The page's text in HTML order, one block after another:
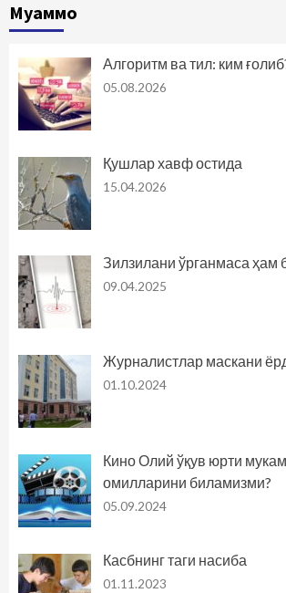
Муаммо
Алгоритм ва тил: ким
05.08.2026
Қушлар хавф остида
15.04.2026
Зилзилани ўрганмаса ҳам
09.04.2025
Журналистлар маскани
01.10.2024
Кино Олий ўқув юрти
омилларини биламизми?
05.09.2024
Касбнинг таги насиба
01.11.2023